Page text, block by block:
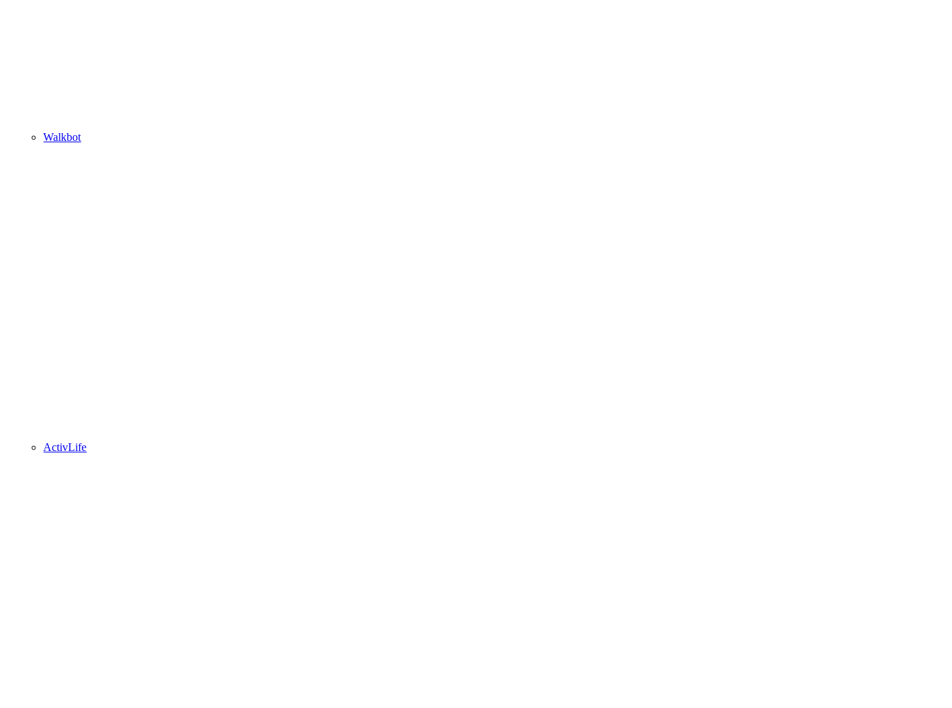
Walkbot
ActivLife